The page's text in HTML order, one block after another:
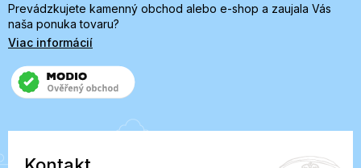
Prevádzkujete kamenný obchod alebo e-shop a zaujala Vás
naša ponuka tovaru?
Viac informácií